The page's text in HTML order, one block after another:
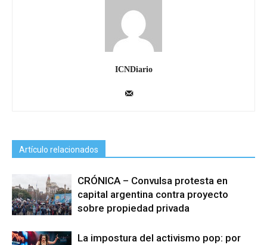
ICNDiario
Artículo relacionados
CRÓNICA – Convulsa protesta en
capital argentina contra proyecto
sobre propiedad privada
La impostura del activismo pop: por